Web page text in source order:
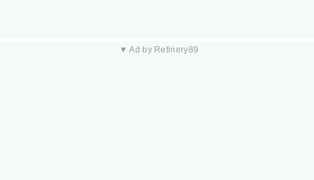
▼ Ad by Refinery89